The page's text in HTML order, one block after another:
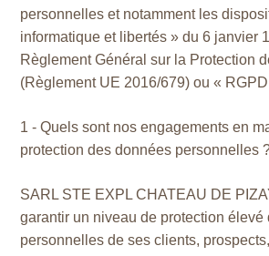
personnelles et notamment les
informatique et libertés » du 6 janvier
Règlement Général sur la Protection
(Règlement UE 2016/679) ou «
1 - Quels sont nos engagements en
protection des données personnelles
SARL STE EXPL CHATEAU DE
garantir un niveau de protection élevé
personnelles de ses clients,